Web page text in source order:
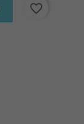
favorite_border